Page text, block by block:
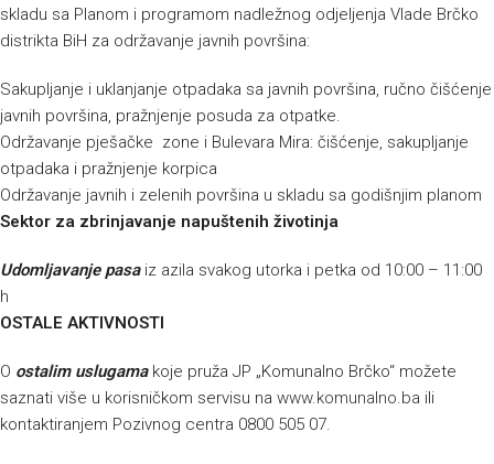
skladu sa Planom i programom nadležnog odjeljenja Vlade Brčko
distrikta BiH za održavanje javnih površina:
Sakupljanje i uklanjanje otpadaka sa javnih površina, ručno čišćenje
javnih površina, pražnjenje posuda za otpatke.
Održavanje pješačke zone i Bulevara Mira: čišćenje, sakupljanje
otpadaka i pražnjenje korpica
Održavanje javnih i zelenih površina u skladu sa godišnjim planom
Sektor za zbrinjavanje napuštenih životinja
Udomljavanje pasaiz azila svakog utorka i petka od 10:00 – 11:00
h
OSTALE AKTIVNOSTI
O ostalim uslugamakoje pruža JP „Komunalno Brčko“ možete
saznati više u korisničkom servisu na www.komunalno.ba ili
kontaktiranjem Pozivnog centra 0800 505 07.